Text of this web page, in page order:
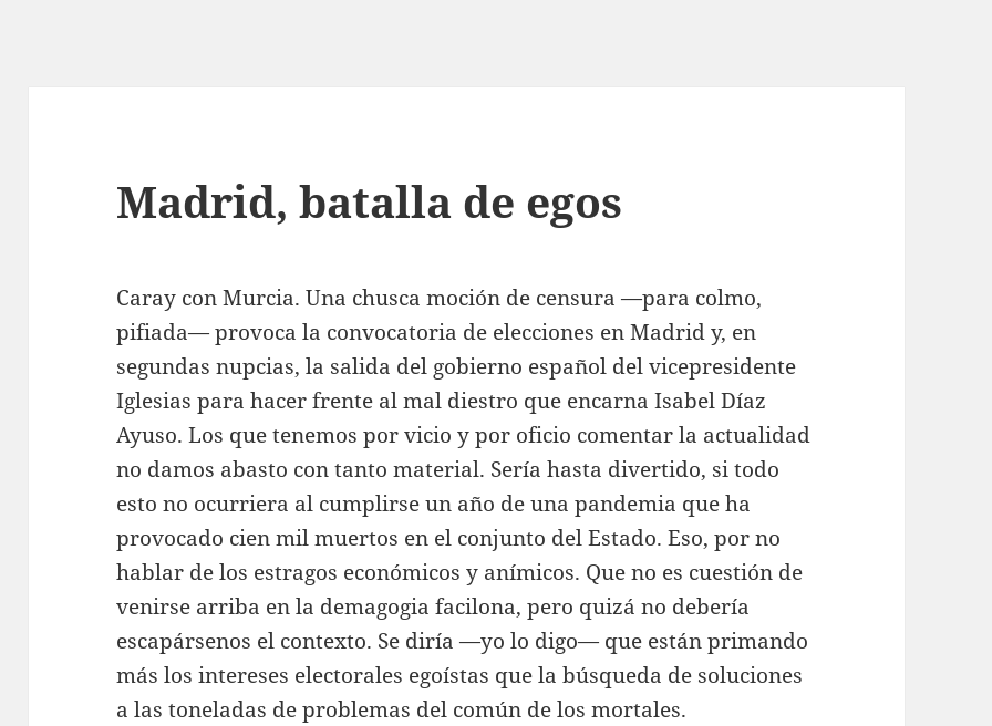
Madrid, batalla de egos
Caray con Murcia. Una chusca moción de censura —para colmo,
pifiada— provoca la convocatoria de elecciones en Madrid y, en
segundas nupcias, la salida del gobierno español del vicepresidente
Iglesias para hacer frente al mal diestro que encarna Isabel Díaz
Ayuso. Los que tenemos por vicio y por oficio comentar la actualidad
no damos abasto con tanto material. Sería hasta divertido, si todo
esto no ocurriera al cumplirse un año de una pandemia que ha
provocado cien mil muertos en el conjunto del Estado. Eso, por no
hablar de los estragos económicos y anímicos. Que no es cuestión de
venirse arriba en la demagogia facilona, pero quizá no debería
escapársenos el contexto. Se diría —yo lo digo— que están primando
más los intereses electorales egoístas que la búsqueda de soluciones
a las toneladas de problemas del común de los mortales.